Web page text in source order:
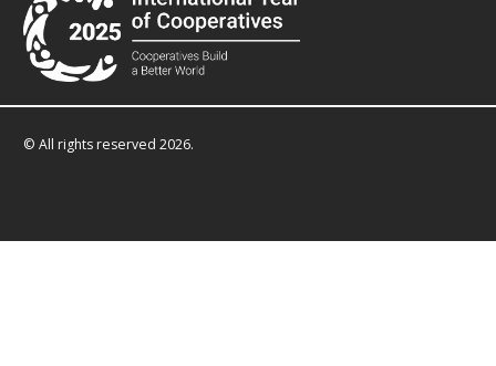
© All rights reserved 2026.